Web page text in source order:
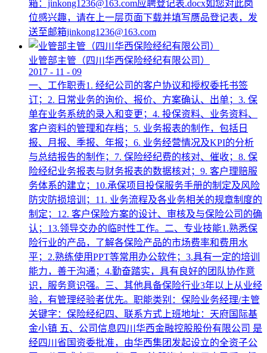
箱：jinkong1236@163.com应聘登记表.docx如您对此岗
位感兴趣，请在上一层页面下载并填写赝品登记表，发
送至邮箱jinkong1236@163.com
业管部主管（四川华西保险经纪有限公司）
2017 - 11 - 09
一、工作职责1. 经纪公司的客户协议和授权委托书签
订；2. 日常业务的询价、报价、方案确认、出单；3. 保
单在业务系统的录入和变更；4. 投保资料、业务资料、
客户资料的管理和存档；5. 业务报表的制作，包括日
报、月报、季报、年报；6. 业务经营情况及KPI的分析
与总结报告的制作；7. 保险经纪费的核对、催收；8. 保
险经纪业务报表与财务报表的数据核对；9. 客户理赔服
务体系的建立；10.承保项目投保服务手册的制定及风险
防灾防损培训；11. 业务流程及各业务相关的规章制度的
制定；12. 客户保险方案的设计、审核及与保险公司的确
认；13.领导交办的临时性工作。二、专业技能1.熟悉保
险行业的产品，了解各保险产品的市场费率和费用水
平；2.熟练使用PPT等常用办公软件；3.具有一定的培训
能力，善于沟通；4.勤奋踏实，具有良好的团队协作意
识，服务意识强。三、其他具备保险行业3年以上从业经
验，有管理经验者优先。职能类别：保险业务经理/主管
关键字：保险经纪四、联系方式上班地址：天府国际基
金小镇 五、公司信息四川华西金融控股股份有限公司 是
经四川省国资委批准，由华西集团发起设立的全资子公